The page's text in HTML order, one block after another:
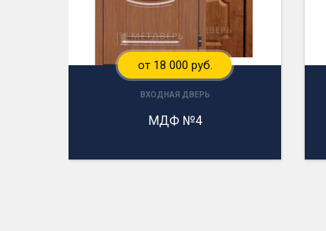
от 18 000 руб.
ВХОДНАЯ ДВЕРЬ
МДФ №4